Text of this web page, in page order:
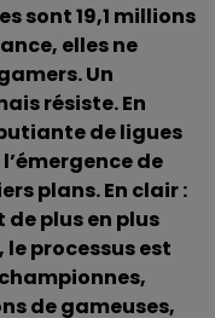
sont 19,1 millions
elles ne
Un
résiste. En
de ligues
de
plans. En clair :
de plus en plus
processus est
de gameuses,